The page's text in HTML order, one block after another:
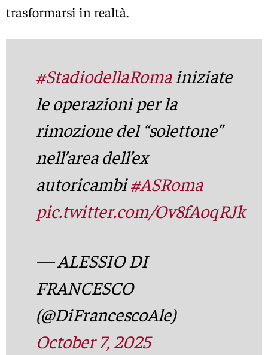
trasformarsi in realtà.
#StadiodellaRomainiziate
le operazioni per la
rimozione del “solettone”
nell’area dell’ex
autoricambi#ASRoma
pic.twitter.com/Ov8fAoqRJk
— ALESSIO DI
FRANCESCO
(@DiFrancescoAle)
October 7, 2025